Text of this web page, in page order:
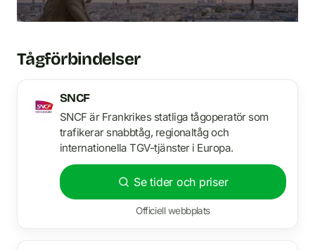
Tågförbindelser
SNCF
SNCF är Frankrikes statliga tågoperatör som
trafikerar snabbtåg, regionaltåg och
internationella TGV-tjänster i Europa.
Se tider och priser
Officiell webbplats